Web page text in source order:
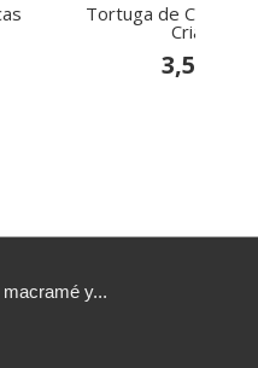
Tortuga de
Cria 2
3,50 €
y...